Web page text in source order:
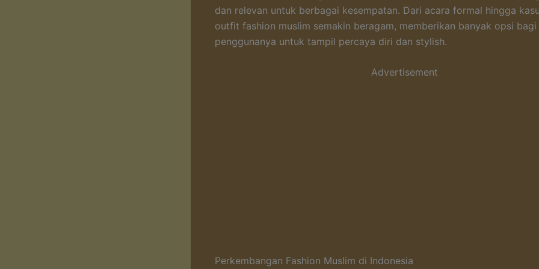
dan relevan untuk berbagai kesempatan. Dari acara formal hingga
outfit fashion muslim semakin beragam, memberikan banyak opsi bagi
penggunanya untuk tampil percaya diri dan stylish.
Advertisement
Perkembangan Fashion Muslim di Indonesia